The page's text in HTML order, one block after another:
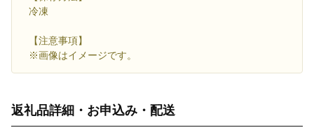
冷凍
【注意事項】
※画像はイメージです。
返礼品詳細・お申込み・配送